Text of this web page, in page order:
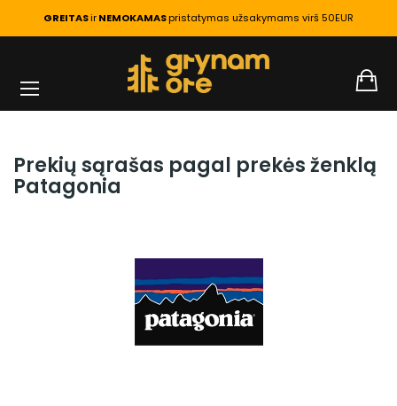
GREITASirNEMOKAMASpristatymas užsakymams virš 50EUR
Prekių sąrašas pagal prekės ženklą
Patagonia